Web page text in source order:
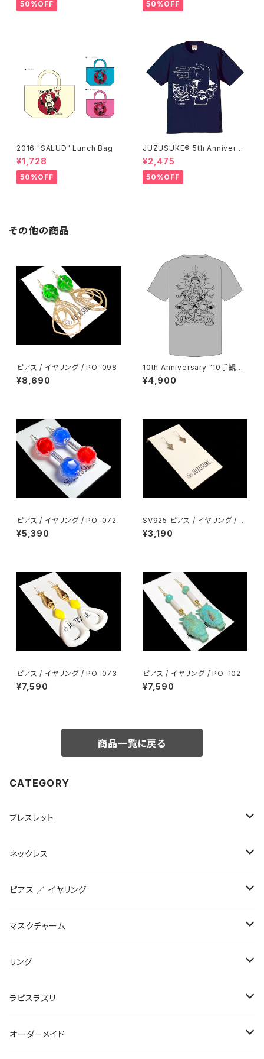
50%OFF 50%OFF
2016 "SALUD" Lunch Bag
¥1,728
50%OFF
JUZUSUKE® 5th Anniversa
ry Tee
¥2,475
50%OFF
その他の商品
ピアス / イヤリング / PO-098
¥8,690
10th Anniversary "10手観音"
Tee
¥4,900
ピアス / イヤリング / PO-072
¥5,390
SV925 ピアス / イヤリング / PI
-004
¥3,190
ピアス / イヤリング / PO-073
¥7,590
ピアス / イヤリング / PO-102
¥7,590
商品一覧に戻る
CATEGORY
ブレスレット
数珠ブレスレット
STONE ONLY
JUZUSUKE STANDARD
ブレイドブレスレット
2連ブレスレット
STONE ONLY
JUZUSUKE STANDARD
ワイヤーブレスレット
ネックレス
オリジナル
インポート
ピアス ／ イヤリング
オリジナル
インポート
マスクチャーム
1200+tax
1500+tax
リング
オリジナル
インポート
ラピスラズリ
ブレスレット
オーダーメイド